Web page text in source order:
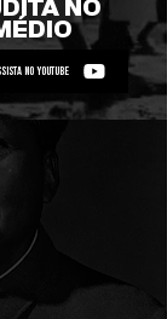
NO
NO YOUTUBE